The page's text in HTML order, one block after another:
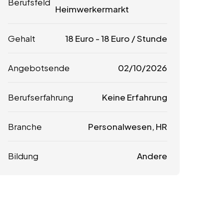
Berufsfeld
Heimwerkermarkt
Gehalt 18 Euro -18 Euro / Stunde
Angebotsende 02/10/2026
Berufserfahrung Keine Erfahrung
Branche Personalwesen, HR
Bildung Andere